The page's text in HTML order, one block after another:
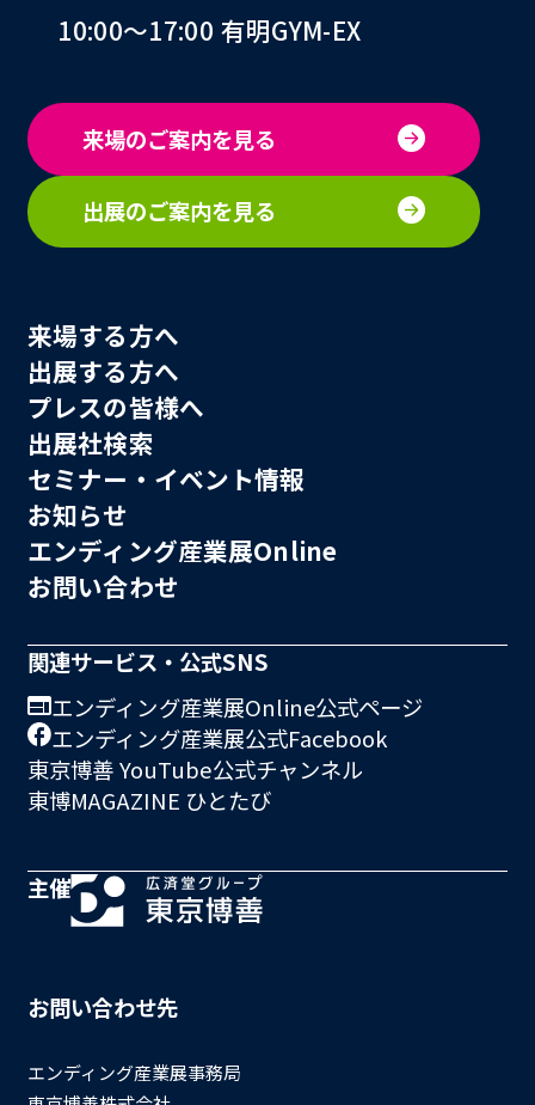
10:00〜17:00 有明GYM-EX
来場のご案内を見る
出展のご案内を見る
主催
お問い合わせ先
エンディング産業展事務局
来場する方へ
出展する方へ
プレスの皆様へ
出展社検索
セミナー・イベント情報
お知らせ
エンディング産業展Online
お問い合わせ
関連サービス・公式SNS
エンディング産業展Online公式ページ
エンディング産業展公式Facebook
東京博善 YouTube公式チャンネル
東博MAGAZINE ひとたび